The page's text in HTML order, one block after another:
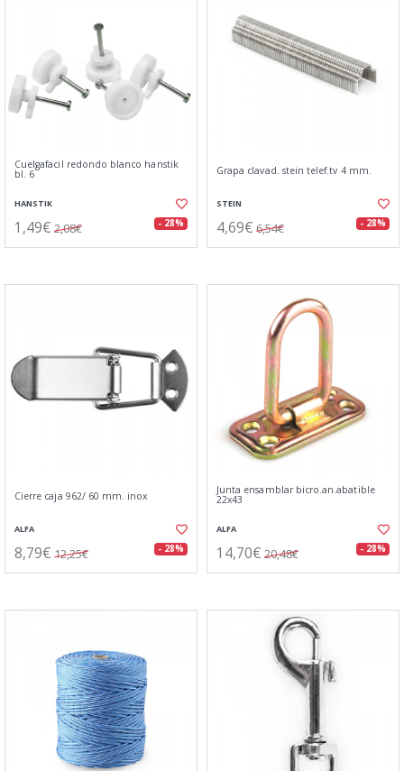
Cuelgafacil redondo blanco hanstik
bl. 6
HANSTIK
1,49€ 2,08€ - 28%
Grapa clavad. stein telef.tv 4 mm.
STEIN
4,69€ 6,54€ - 28%
Cierre caja 962/ 60 mm. inox
ALFA
8,79€ 12,25€ - 28%
Junta ensamblar bicro.an.abatible
22x43
ALFA
14,70€ 20,48€ - 28%